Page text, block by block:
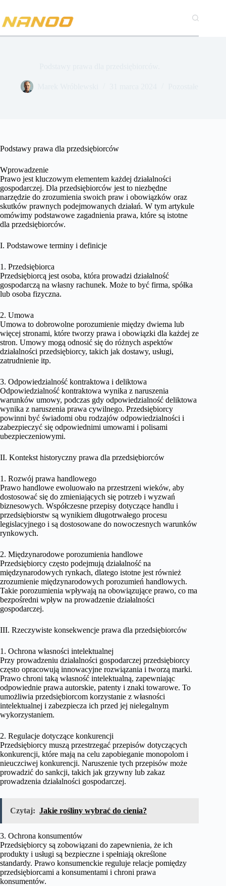
treści
Podstawy prawa dla przedsiębiorców
Wprowadzenie
Prawo jest kluczowym elementem każdej działalności
gospodarczej. Dla przedsiębiorców jest to niezbędne
narzędzie do zrozumienia swoich praw i obowiązków oraz
skutków prawnych podejmowanych działań. W tym artykule
omówimy podstawowe zagadnienia prawa, które są istotne
dla przedsiębiorców.
I. Podstawowe terminy i definicje
1. Przedsiębiorca
Przedsiębiorcą jest osoba, która prowadzi działalność
gospodarczą na własny rachunek. Może to być firma, spółka
lub osoba fizyczna.
2. Umowa
Umowa to dobrowolne porozumienie między dwiema lub
więcej stronami, które tworzy prawa i obowiązki dla każdej ze
stron. Umowy mogą odnosić się do różnych aspektów
działalności przedsiębiorcy, takich jak dostawy, usługi,
zatrudnienie itp.
3. Odpowiedzialność kontraktowa i deliktowa
Odpowiedzialność kontraktowa wynika z naruszenia
warunków umowy, podczas gdy odpowiedzialność deliktowa
wynika z naruszenia prawa cywilnego. Przedsiębiorcy
powinni być świadomi obu rodzajów odpowiedzialności i
zabezpieczyć się odpowiednimi umowami i polisami
ubezpieczeniowymi.
II. Kontekst historyczny prawa dla przedsiębiorców
1. Rozwój prawa handlowego
Prawo handlowe ewoluowało na przestrzeni wieków, aby
dostosować się do zmieniających się potrzeb i wyzwań
biznesowych. Współczesne przepisy dotyczące handlu i
przedsiębiorstw są wynikiem długotrwałego procesu
legislacyjnego i są dostosowane do nowoczesnych warunków
rynkowych.
2. Międzynarodowe porozumienia handlowe
Przedsiębiorcy często podejmują działalność na
międzynarodowych rynkach, dlatego istotne jest również
zrozumienie międzynarodowych porozumień handlowych.
Takie porozumienia wpływają na obowiązujące prawo, co ma
bezpośredni wpływ na prowadzenie działalności
gospodarczej.
III. Rzeczywiste konsekwencje prawa dla przedsiębiorców
1. Ochrona własności intelektualnej
Przy prowadzeniu działalności gospodarczej przedsiębiorcy
często opracowują innowacyjne rozwiązania i tworzą marki.
Prawo chroni taką własność intelektualną, zapewniając
odpowiednie prawa autorskie, patenty i znaki towarowe. To
umożliwia przedsiębiorcom korzystanie z własności
intelektualnej i zabezpiecza ich przed jej nielegalnym
wykorzystaniem.
2. Regulacje dotyczące konkurencji
Przedsiębiorcy muszą przestrzegać przepisów dotyczących
konkurencji, które mają na celu zapobieganie monopolom i
nieuczciwej konkurencji. Naruszenie tych przepisów może
prowadzić do sankcji, takich jak grzywny lub zakaz
prowadzenia działalności gospodarczej.
Czytaj: Jakie rośliny wybrać do cienia?
3. Ochrona konsumentów
Przedsiębiorcy są zobowiązani do zapewnienia, że ich
produkty i usługi są bezpieczne i spełniają określone
standardy. Prawo konsumenckie reguluje relacje pomiędzy
przedsiębiorcami a konsumentami i chroni prawa
konsumentów.